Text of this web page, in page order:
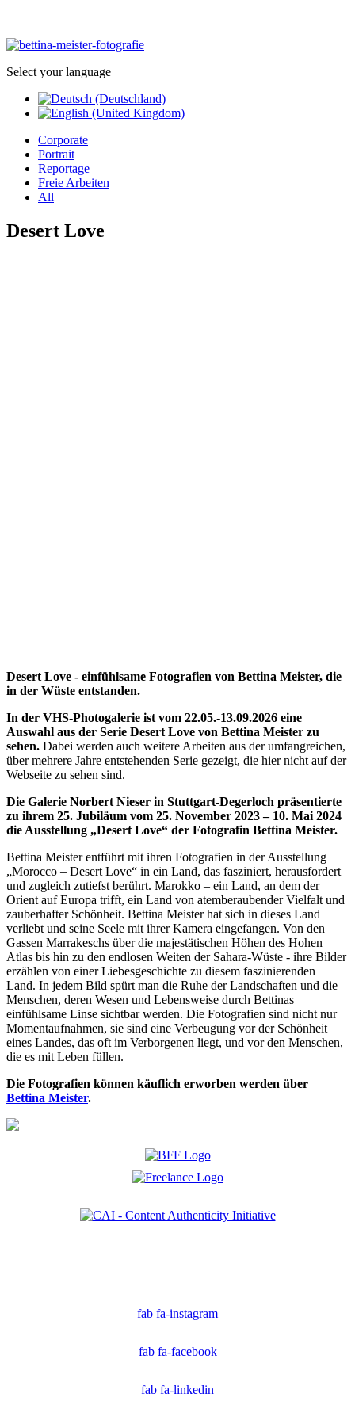
Select your language
Corporate
Portrait
Reportage
Freie Arbeiten
All
Desert Love
Desert Love - einfühlsame Fotografien von Bettina Meister, die
in der Wüste entstanden.
In der VHS-Photogalerie ist vom 22.05.-13.09.2026 eine
Auswahl aus der Serie Desert Love von Bettina Meister zu
sehen. Dabei werden auch weitere Arbeiten aus der umfangreichen,
über mehrere Jahre entstehenden Serie gezeigt, die hier nicht auf der
Webseite zu sehen sind.
Die Galerie Norbert Nieser in Stuttgart-Degerloch präsentierte
zu ihrem 25. Jubiläum vom 25. November 2023 – 10. Mai 2024
die Ausstellung „Desert Love“ der Fotografin Bettina Meister.
Bettina Meister entführt mit ihren Fotografien in der Ausstellung
„Morocco – Desert Love“ in ein Land, das fasziniert, herausfordert
und zugleich zutiefst berührt. Marokko – ein Land, an dem der
Orient auf Europa trifft, ein Land von atemberaubender Vielfalt und
zauberhafter Schönheit. Bettina Meister hat sich in dieses Land
verliebt und seine Seele mit ihrer Kamera eingefangen. Von den
Gassen Marrakeschs über die majestätischen Höhen des Hohen
Atlas bis hin zu den endlosen Weiten der Sahara-Wüste - ihre Bilder
erzählen von einer Liebesgeschichte zu diesem faszinierenden
Land. In jedem Bild spürt man die Ruhe der Landschaften und die
Menschen, deren Wesen und Lebensweise durch Bettinas
einfühlsame Linse sichtbar werden. Die Fotografien sind nicht nur
Momentaufnahmen, sie sind eine Verbeugung vor der Schönheit
eines Landes, das oft im Verborgenen liegt, und vor den Menschen,
die es mit Leben füllen.
Die Fotografien können käuflich erworben werden über
Bettina Meister.
fab fa-instagram
fab fa-facebook
fab fa-linkedin